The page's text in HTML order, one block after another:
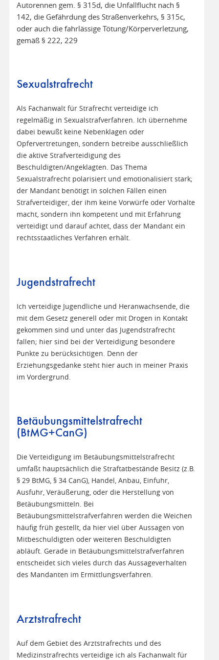
Autorennen gem. § 315d, die Unfallflucht nach §
142, die Gefährdung des Straßenverkehrs, § 315c,
oder auch die fahrlässige Tötung/Körperverletzung,
gemäß § 222, 229
Sexualstrafrecht
Als Fachanwalt für Strafrecht verteidige ich
regelmäßig in Sexualstrafverfahren. Ich übernehme
dabei bewußt keine Nebenklagen oder
Opfervertretungen, sondern betreibe ausschließlich
die aktive Strafverteidigung des
Beschuldigten/Angeklagten. Das Thema
Sexualstrafrecht polarisiert und emotionalisiert stark;
der Mandant benötigt in solchen Fällen einen
Strafverteidiger, der ihm keine Vorwürfe oder Vorhalte
macht, sondern ihn kompetent und mit Erfahrung
verteidigt und darauf achtet, dass der Mandant ein
rechtsstaatliches Verfahren erhält.
Jugendstrafrecht
Ich verteidige Jugendliche und Heranwachsende, die
mit dem Gesetz generell oder mit Drogen in Kontakt
gekommen sind und unter das Jugendstrafrecht
fallen; hier sind bei der Verteidigung besondere
Punkte zu berücksichtigen. Denn der
Erziehungsgedanke steht hier auch in meiner Praxis
im Vordergrund.
Betäubungsmittelstrafrecht
(BtMG+CanG)
Die Verteidigung im Betäubungsmittelstrafrecht
umfaßt hauptsächlich die Straftatbestände Besitz (z.B.
§ 29 BtMG, § 34 CanG), Handel, Anbau, Einfuhr,
Ausfuhr, Veräußerung, oder die Herstellung von
Betäubungsmitteln. Bei
Betäubungsmittelstrafverfahren werden die Weichen
häufig früh gestellt, da hier viel über Aussagen von
Mitbeschuldigten oder weiteren Beschuldigten
abläuft. Gerade in Betäubungsmittelstrafverfahren
entscheidet sich vieles durch das Aussageverhalten
des Mandanten im Ermittlungsverfahren.
Arztstrafrecht
Auf dem Gebiet des Arztstrafrechts und des
Medizinstrafrechts verteidige ich als Fachanwalt für